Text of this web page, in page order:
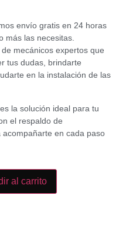
envío gratis en 24 horas
más las necesitas.
mecánicos expertos que
tus dudas, brindarte
en la instalación de las
la solución ideal para tu
el respaldo de
acompañarte en cada paso
al carrito